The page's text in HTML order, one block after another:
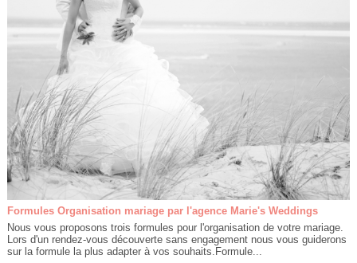
Formules Organisation mariage par l'agence Marie's Weddings
Nous vous proposons trois formules pour l'organisation de votre mariage.
Lors d'un rendez-vous découverte sans engagement nous vous guiderons
sur la formule la plus adapter à vos souhaits.Formule...